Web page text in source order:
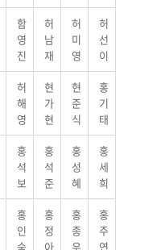
함
영
진
허
남
재
허
미
영
허
선
이
허
해
영
현
가
현
현
준
식
홍
기
태
홍
석
보
홍
석
준
홍
성
혜
홍
세
희
홍
인
숙
홍
정
아
홍
종
우
홍
주
연